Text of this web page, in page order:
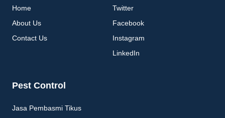
Home
About Us
Contact Us
Twitter
Facebook
Instagram
LinkedIn
Pest Control
Jasa Pembasmi Tikus